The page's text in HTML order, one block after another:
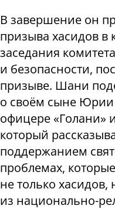
В завершение он
призыва хасидов в
заседания
и безопасности,
призыве. Шани
о своём сыне Юрии
офицере «Голани»
который
поддержанием
проблемах,
не только
из национально-